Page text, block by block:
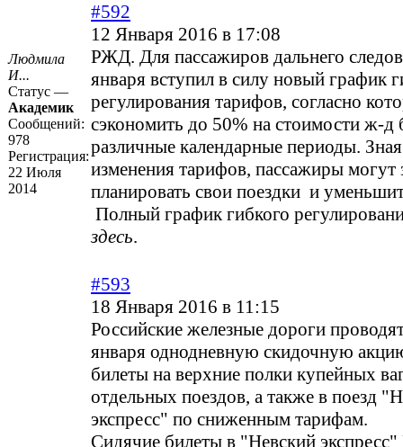
Людмила
И...
Статус —
Академик
Сообщений:
978
Регистрация:
22 Июля
2014
#592
12 Января 2016 в 17:08
РЖД. Для пассажиров дальнего
января вступил в силу новый график
регулирования тарифов, согласно
сэкономить до 50% на стоимости ж-д
различные календарные периоды.
изменения тарифов, пассажиры могут
планировать свои поездки и
Полный график гибкого
здесь.
#593
18 Января 2016 в 11:15
Российские железные дороги
января однодневную скидочную
билеты на верхние полки купейных
отдельных поездов, а также в поезд
экспресс" по сниженным тарифам.
Сидячие билеты в "Невский